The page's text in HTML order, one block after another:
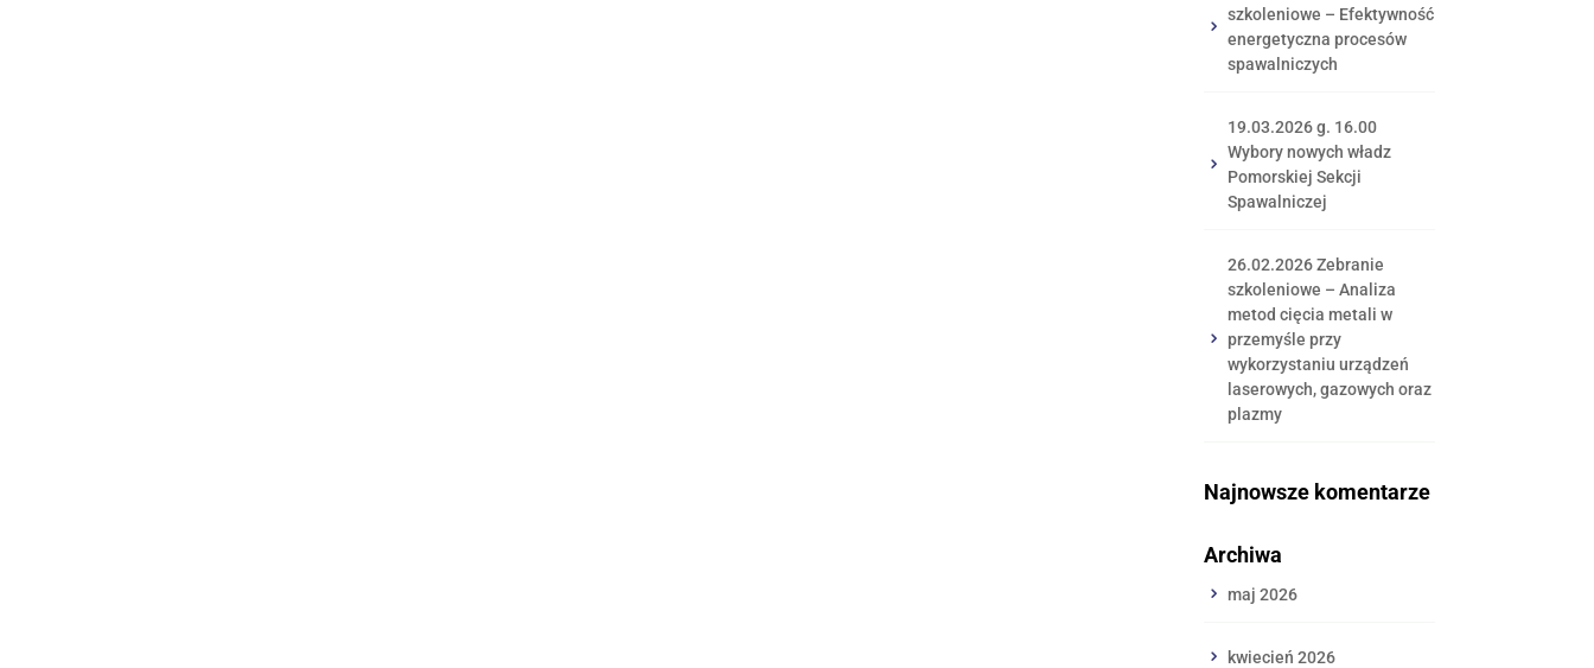
szkoleniowe – Efektywność
energetyczna procesów
spawalniczych
19.03.2026 g. 16.00
Wybory nowych władz
Pomorskiej Sekcji
Spawalniczej
26.02.2026 Zebranie
szkoleniowe – Analiza
metod cięcia metali w
przemyśle przy
wykorzystaniu urządzeń
laserowych, gazowych oraz
plazmy
Najnowsze komentarze
Archiwa
maj 2026
kwiecień 2026